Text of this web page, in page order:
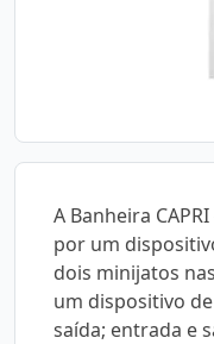
A Banheira
por um
dois minijatos
um dispositivo
saída; entrada e